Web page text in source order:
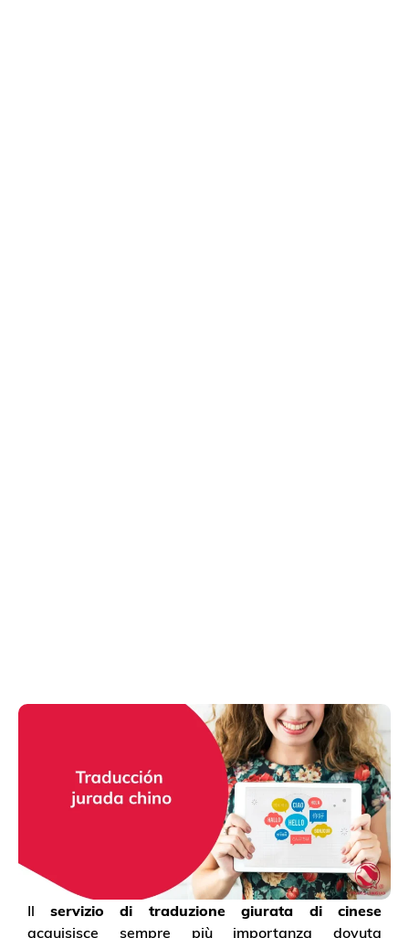
Il servizio di traduzione giurata di cinese
acquisisce sempre più importanza dovuta